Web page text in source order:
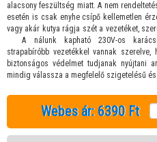
alacsony feszültség miatt. A nem
esetén is csak enyhe csípő kellemetlen
vagy akár kutya rágja szét a vezetéket,
A nálunk kapható 230V-os
strapabíróbb vezetékkel vannak
biztonságos védelmet tudjanak nyújtani
mindig válassza a megfelelő szigetelésű
Webes ár: 6390 Ft